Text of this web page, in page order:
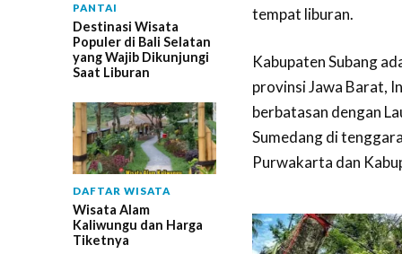
PANTAI
Destinasi Wisata
Populer di Bali Selatan
yang Wajib Dikunjungi
Saat Liburan
DAFTAR WISATA
Wisata Alam
Kaliwungu dan Harga
Tiketnya
tempat liburan.
Kabupaten Subang
provinsi Jawa Barat,
berbatasan dengan
Sumedang di
Purwakarta dan